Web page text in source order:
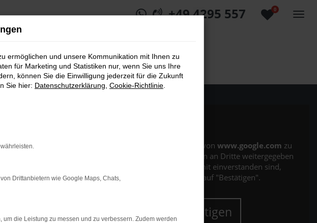
0
+49 4295 557
Uhr
Es wird versucht, Inhalte von www.google.com zu
laden. Dabei können Daten an Dritte weitergegeben
werden. Wenn Sie damit einverstanden sind,
klicken Sie bitte auf "Bestätigen".
Bestätigen
ermöglichen und unsere Kommunikation mit Ihnen zu
für Marketing und Statistiken nur, wenn Sie uns Ihre
können Sie die Einwilligung jederzeit für die Zukunft
Sie hier: Datenschutzerklärung Cookie-Richtlinie
Drittanbietern wie Google Maps, Chats,
die Leistung zu messen und zu verbessern. Zudem werden